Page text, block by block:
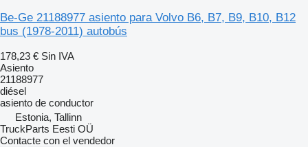
Be-Ge 21188977 asiento para Volvo B6, B7, B9, B10, B12
bus (1978-2011) autobús
178,23 € Sin IVA
Asiento
21188977
diésel
asiento de conductor
Estonia, Tallinn
TruckParts Eesti OÜ
Contacte con el vendedor